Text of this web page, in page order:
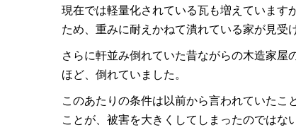
現在では軽量化されている瓦も増えていま
ため、重みに耐えかねて潰れている家が見受
さらに軒並み倒れていた昔ながらの木造家
ほど、倒れていました。
このあたりの条件は以前から言われていた
ことが、被害を大きくしてしまったのではな